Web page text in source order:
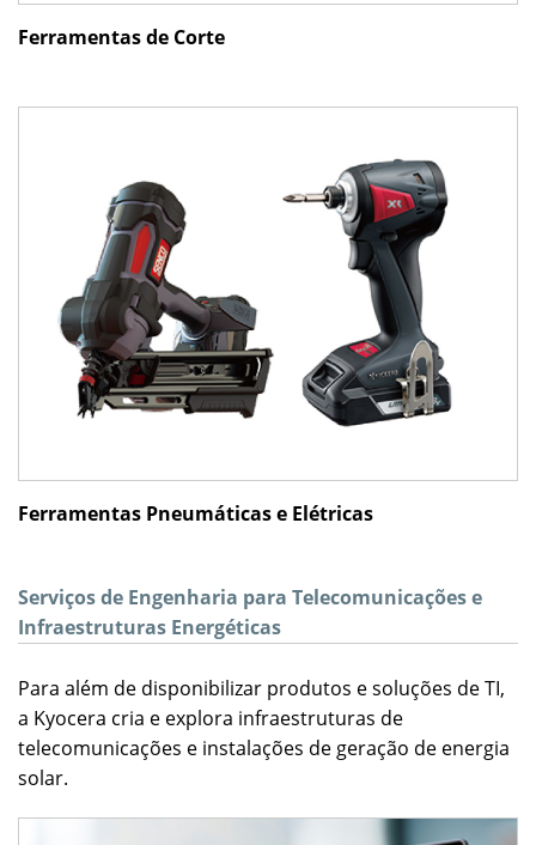
Ferramentas de Corte
Ferramentas Pneumáticas e Elétricas
Serviços de Engenharia para Telecomunicações e
Infraestruturas Energéticas
Para além de disponibilizar produtos e soluções de TI,
a Kyocera cria e explora infraestruturas de
telecomunicações e instalações de geração de energia
solar.